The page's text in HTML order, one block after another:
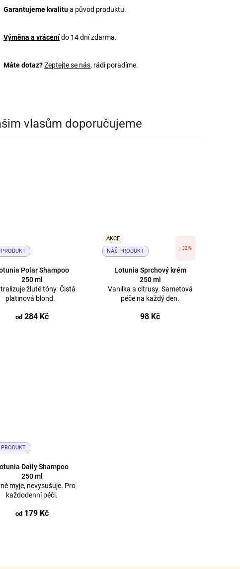
Garantujeme kvalitua původ produktu.
Výměna a vrácenído 14 dní zdarma.
Máte dotaz?Zeptejte se nás, rádi poradíme.
vlasům doporučujeme
Polar Shampoo
250 ml
žluté tóny. Čistá
platinová blond.
od284 Kč
AKCE
NÁŠ PRODUKT
–32 %
Lotunia Sprchový krém
250 ml
Vanilka a citrusy. Sametová
péče na každý den.
98 Kč
Daily Shampoo
250 ml
myje, nevysušuje. Pro
každodenní péči.
od179 Kč